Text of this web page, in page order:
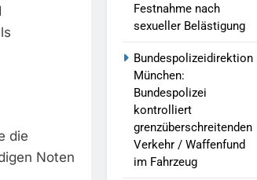
Wegen
die
Noten
Festnahme nach
sexueller Belästigung
Bundespolizeidirektion
München:
Bundespolizei
kontrolliert
grenzüberschreitenden
Verkehr / Waffenfund
im Fahrzeug